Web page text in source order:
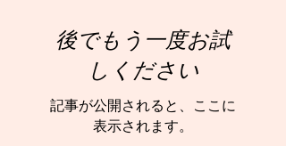
後でもう一度お試
しください
記事が公開されると、ここに
表示されます。